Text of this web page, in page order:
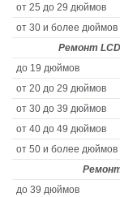
от 25 до 29 дюймов
от 30 и более дюймов
Ремонт
до 19 дюймов
от 20 до 29 дюймов
от 30 до 39 дюймов
от 40 до 49 дюймов
от 50 и более дюймов
до 39 дюймов